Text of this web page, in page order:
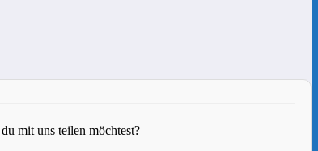
mit uns teilen möchtest?